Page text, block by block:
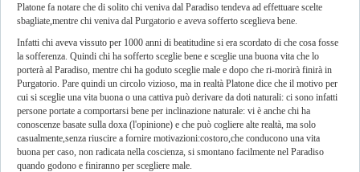
Platone fa notare che di solito chi veniva dal Paradiso tendeva ad effettuare scelte
sbagliate,mentre chi veniva dal Purgatorio e aveva sofferto sceglieva bene.
Infatti chi aveva vissuto per 1000 anni di beatitudine si era scordato di che cosa fosse
la sofferenza. Quindi chi ha sofferto sceglie bene e sceglie una buona vita che lo
porterà al Paradiso, mentre chi ha goduto sceglie male e dopo che ri-morirà finirà in
Purgatorio. Pare quindi un circolo vizioso, ma in realtà Platone dice che il motivo per
cui si sceglie una vita buona o una cattiva può derivare da doti naturali: ci sono infatti
persone portate a comportarsi bene per inclinazione naturale: vi è anche chi ha
conoscenze basate sulla doxa (l'opinione) e che può cogliere alte realtà, ma solo
casualmente,senza riuscire a fornire motivazioni:costoro,che conducono una vita
buona per caso, non radicata nella coscienza, si smontano facilmente nel Paradiso
quando godono e finiranno per scegliere male.